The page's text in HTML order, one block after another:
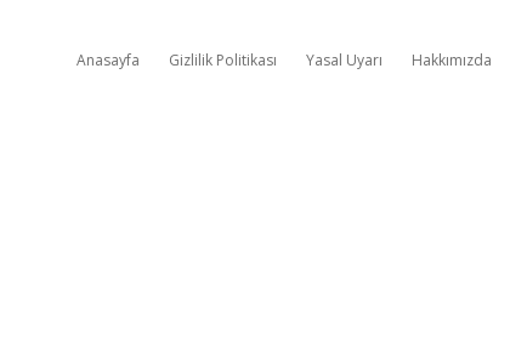
Anasayfa Gizlilik Politikası Yasal Uyarı Hakkımızda